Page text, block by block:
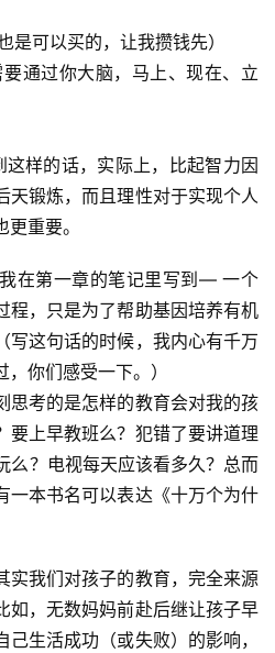
可以买的，让我攒钱先）
通过你大脑，马上、现在、立
样的话，实际上，比起智力因
天锻炼，而且理性对于实现个人
重要。
在第一章的笔记里写到— 一个
程，只是为了帮助基因培养有机
写这句话的时候，我内心有千万
你们感受一下。）
思考的是怎样的教育会对我的孩
要上早教班么？犯错了要讲道理
么？电视每天应该看多久？总而
一本书名可以表达《十万个为什
实我们对孩子的教育，完全来源
如，无数妈妈前赴后继让孩子早
生活成功（或失败）的影响，